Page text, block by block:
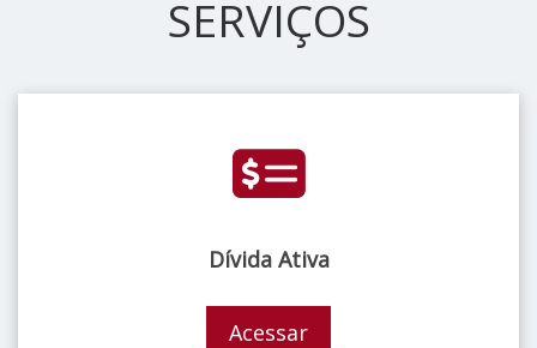
SERVIÇOS
Dívida Ativa
Acessar